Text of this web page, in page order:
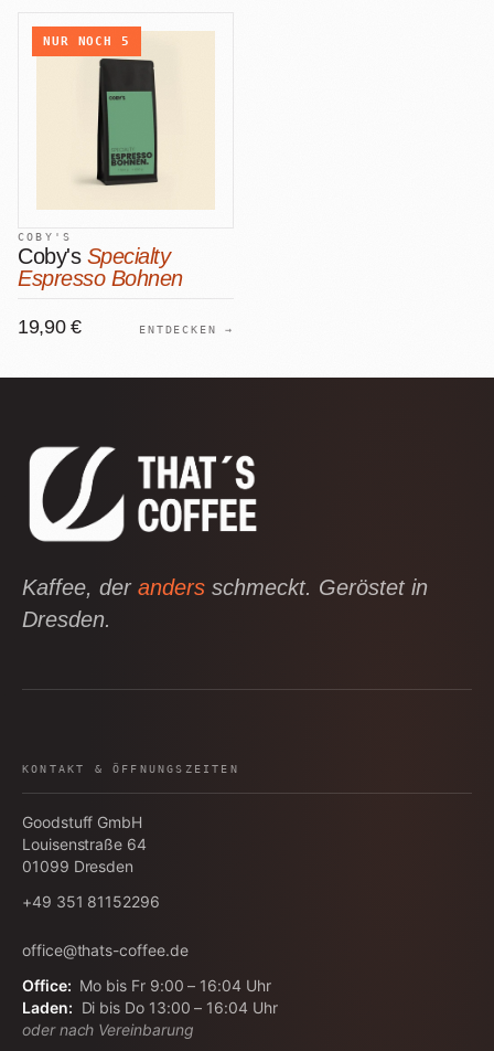
NUR NOCH 5
COBY'S
Coby's Specialty
Espresso Bohnen
19,90 € ENTDECKEN →
Kaffee, der anders schmeckt. Geröstet in
Dresden.
KONTAKT & ÖFFNUNGSZEITEN
Goodstuff GmbH
Louisenstraße 64
01099 Dresden
+49 351 81152296
office@thats-coffee.de
Office: Mo bis Fr 9:00 – 16:04 Uhr
Laden: Di bis Do 13:00 – 16:04 Uhr
oder nach Vereinbarung